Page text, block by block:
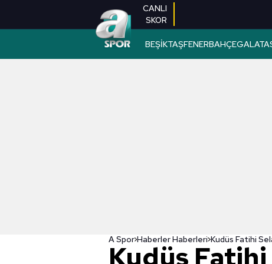
CANLI
SKOR
BEŞİKTAŞFENERBAHÇE
A Spor Haberler Haberleri
Kudüs